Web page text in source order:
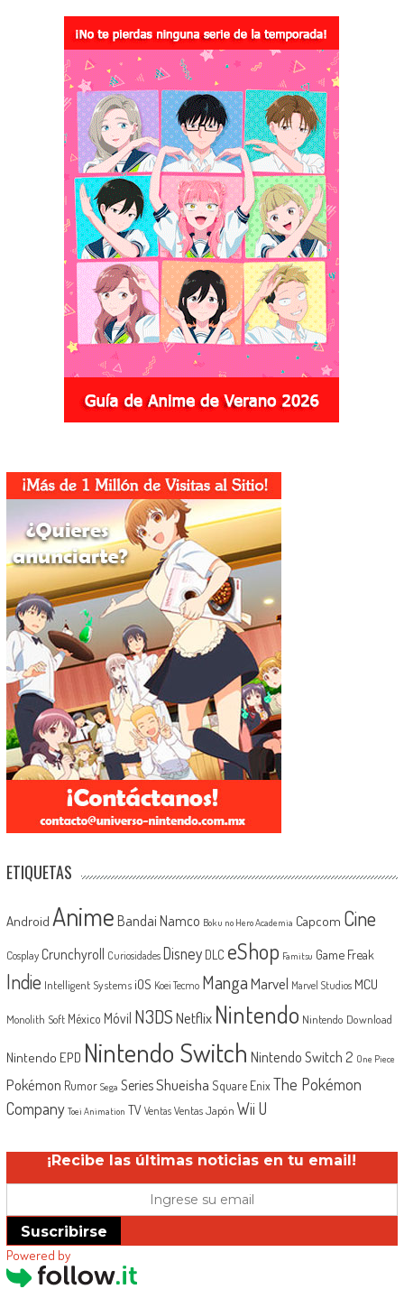
ETIQUETAS
Android Anime Bandai Namco Boku no Hero Academia Capcom Cine
Cosplay Crunchyroll Curiosidades Disney DLC eShop Famitsu Game Freak
Indie Intelligent Systems iOS Koei Tecmo MangaMarvel Marvel Studios MCU
Monolith Soft México Móvil N3DSNetflix Nintendo Nintendo Download
Nintendo EPD Nintendo Switch Nintendo Switch 2 One Piece
Pokémon Rumor Sega SeriesShueisha Square EnixThe Pokémon
Company Toei Animation TV Ventas Ventas Japón Wii U
¡Recibe las últimas noticias en tu email!
Suscribirse
Powered by